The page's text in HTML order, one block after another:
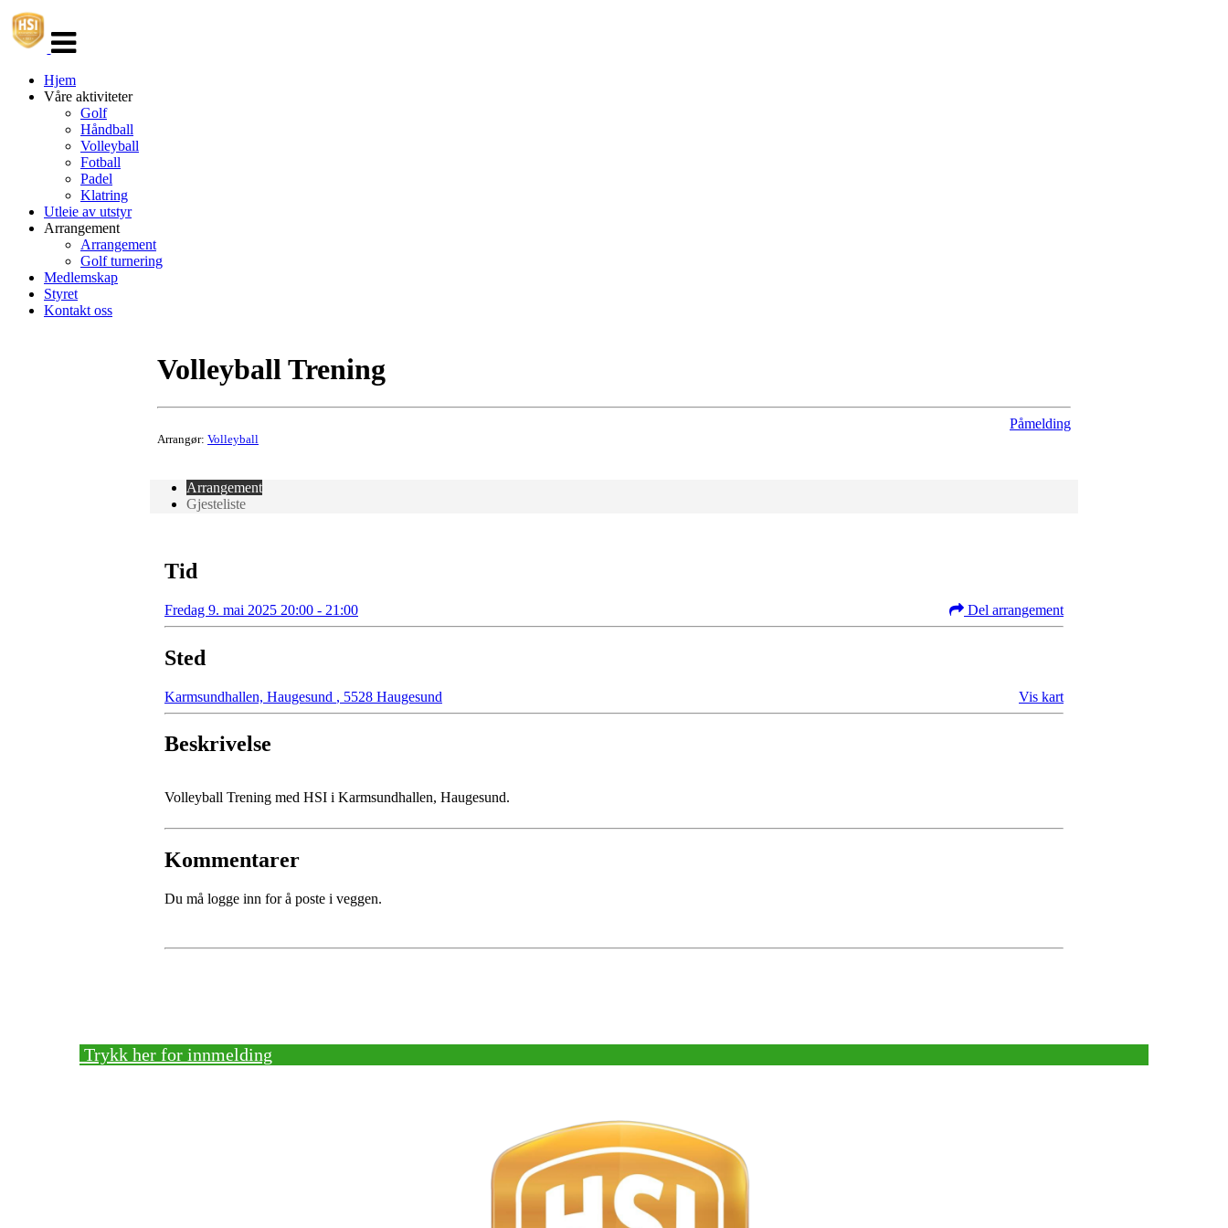
navigasjon
Hjem
Våre aktiviteter
Golf
Håndball
Volleyball
Fotball
Padel
Klatring
Utleie av utstyr
Arrangement
Arrangement
Golf turnering
Medlemskap
Styret
Kontakt oss
Volleyball Trening
Arrangør: Volleyball
Påmelding
Arrangement
Gjesteliste
Tid
Fredag 9. mai 2025 20:00 - 21:00 Del arrangement
Sted
Karmsundhallen, Haugesund , 5528 Haugesund Vis kart
Beskrivelse
Volleyball Trening med HSI i Karmsundhallen, Haugesund.
Kommentarer
Du må logge inn for å poste i veggen.
Trykk her for innmelding